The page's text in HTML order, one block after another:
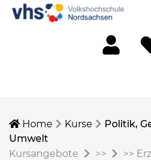
Home Kurse
Politik,
Umwelt
Kursangebote
>> >>